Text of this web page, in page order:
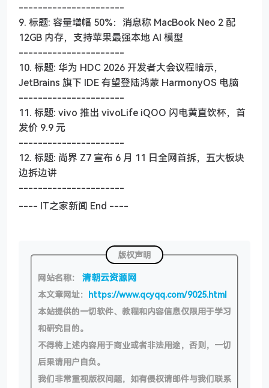
----------------------
9. 标题: 容量增幅 50%：消息称 MacBook Neo 2 配
12GB 内存，支持苹果最强本地 AI 模型
----------------------
10. 标题: 华为 HDC 2026 开发者大会议程暗示，
JetBrains 旗下 IDE 有望登陆鸿蒙 HarmonyOS 电脑
----------------------
11. 标题: vivo 推出 vivoLife iQOO 闪电黄直饮杯，首
发价 9.9 元
----------------------
12. 标题: 尚界 Z7 宣布 6 月 11 日全网首拆，五大板块
边拆边讲
----------------------
---- IT之家新闻 End ----
版权声明
网站名称： 清朝云资源网
本文章网址： https://www.qcyqq.com/9025.html
本站提供的一切软件、教程和内容信息仅限用于学习
和研究目的。
不得将上述内容用于商业或者非法用途，否则，一切
后果请用户自负。
我们非常重视版权问题，如有侵权请邮件与我们联系